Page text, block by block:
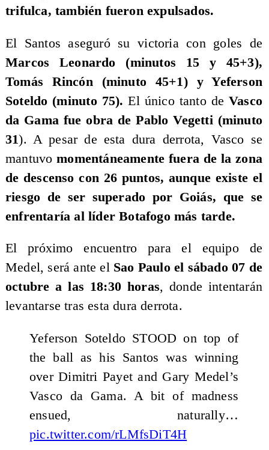
trifulca, también fueron expulsados.
El Santos aseguró su victoria con goles de
Marcos
Leonardo (minutos 15 y 45+3),
Tomás Rincón (minuto 45+1) y Yeferson
Soteldo (minuto 75). El único tanto de Vasco
da Gama fue obra de Pablo Vegetti (minuto
31). A pesar de esta dura derrota, Vasco se
mantuvomomentáneamente fuera de la zona
de descenso con 26 puntos, aunque existe el
riesgo de ser superado por Goiás, que se
enfrentaría al líder Botafogo más tarde.
El próximo encuentro para el equipo de
Medel, será ante el Sao Paulo el sábado 07 de
octubre a las 18:30 horas, donde intentarán
levantarse tras esta dura derrota.
Yeferson Soteldo STOOD on top of
the ball as his Santos was winning
over Dimitri Payet and Gary Medel’s
Vasco da Gama. A bit of madness
ensued, naturally…
pic.twitter.com/rLMfsDiT4H